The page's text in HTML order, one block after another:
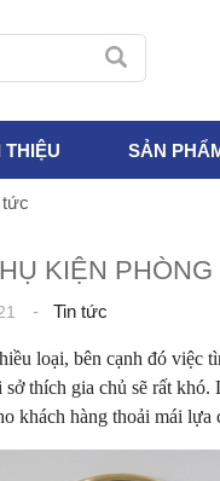
THIỆU SẢN
tức
KIỆN
- Tin tức
loại, bên cạnh đó việc
thích gia chủ sẽ rất
khách hàng thoải mái lựa